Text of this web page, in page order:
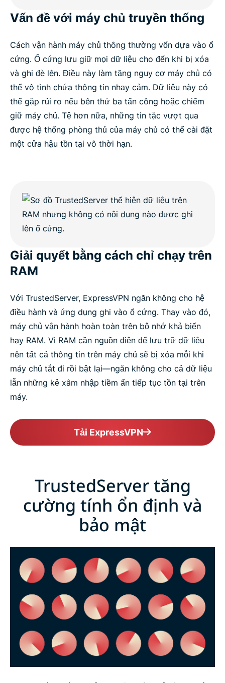
Vấn đề với máy chủ truyền thống
Cách vận hành máy chủ thông thường vốn dựa vào ổ
cứng. Ổ cứng lưu giữ mọi dữ liệu cho đến khi bị xóa
và ghi đè lên. Điều này làm tăng nguy cơ máy chủ có
thể vô tình chứa thông tin nhạy cảm. Dữ liệu này có
thể gặp rủi ro nếu bên thứ ba tấn công hoặc chiếm
giữ máy chủ. Tệ hơn nữa, những tin tặc vượt qua
được hệ thống phòng thủ của máy chủ có thể cài đặt
một cửa hậu tồn tại vô thời hạn.
Giải quyết bằng cách chỉ chạy trên
RAM
Với TrustedServer, ExpressVPN ngăn không cho hệ
điều hành và ứng dụng ghi vào ổ cứng. Thay vào đó,
máy chủ vận hành hoàn toàn trên bộ nhớ khả biến
hay RAM. Vì RAM cần nguồn điện để lưu trữ dữ liệu
nên tất cả thông tin trên máy chủ sẽ bị xóa mỗi khi
máy chủ tắt đi rồi bật lại—ngăn không cho cả dữ liệu
lẫn những kẻ xâm nhập tiềm ẩn tiếp tục tồn tại trên
máy.
Tải ExpressVPN
TrustedServer tăng
cường tính ổn định và
bảo mật